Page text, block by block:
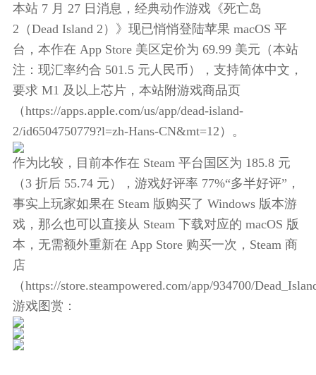
本站 7 月 27 日消息，经典动作游戏《死亡岛
2（Dead Island 2）》现已悄悄登陆苹果 macOS 平
台，本作在 App Store 美区定价为 69.99 美元（本站
注：现汇率约合 501.5 元人民币），支持简体中文，
要求 M1 及以上芯片，本站附游戏商品页
（https://apps.apple.com/us/app/dead-island-
2/id6504750779?l=zh-Hans-CN&mt=12）。
作为比较，目前本作在 Steam 平台国区为 185.8 元
（3 折后 55.74 元），游戏好评率 77%“多半好评”，
事实上玩家如果在 Steam 版购买了 Windows 版本游
戏，那么也可以直接从 Steam 下载对应的 macOS 版
本，无需额外重新在 App Store 购买一次，Steam 商
店
（https://store.steampowered.com/app/934700/
游戏图赏：